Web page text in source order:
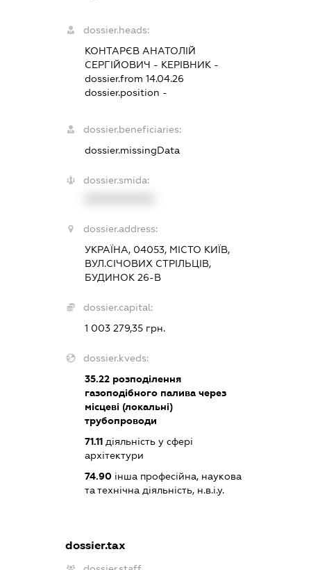
dossier.heads:
КОНТАРЄВ АНАТОЛІЙ
СЕРГІЙОВИЧ - КЕРІВНИК -
dossier.from 14.04.26
dossier.position -
dossier.beneficiaries:
dossier.missingData
dossier.smida:
dossier.address:
УКРАЇНА, 04053, МІСТО КИЇВ,
ВУЛ.СІЧОВИХ СТРІЛЬЦІВ,
БУДИНОК 26-В
dossier.capital:
1 003 279,35 грн.
dossier.kveds:
35.22 розподілення
газоподібного палива через
місцеві (локальні)
трубопроводи
71.11 діяльність у сфері
архітектури
74.90 інша професійна, наукова
та технічна діяльність, н.в.і.у.
dossier.tax